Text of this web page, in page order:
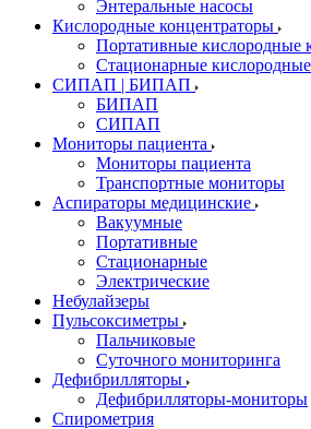
Энтеральные насосы
Кислородные концентраторы
Портативные кислородные
Стационарные
СИПАП | БИПАП
БИПАП
СИПАП
Мониторы пациента
Мониторы пациента
Транспортные мониторы
Аспираторы медицинские
Вакуумные
Портативные
Стационарные
Электрические
Небулайзеры
Пульсоксиметры
Пальчиковые
Суточного мониторинга
Дефибрилляторы
Дефибрилляторы-мониторы
Спирометрия